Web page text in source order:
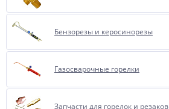
Бензорезы и керосинорезы
Газосварочные горелки
Запчасти для горелок и резаков